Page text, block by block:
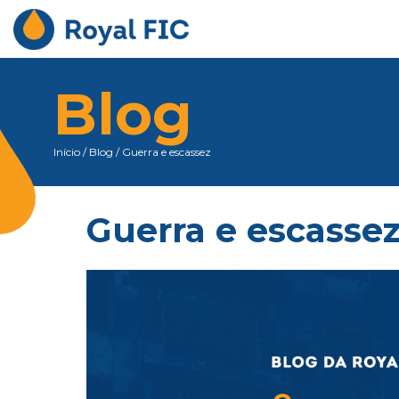
Blog
Início / Blog / Guerra e escassez
Guerra e